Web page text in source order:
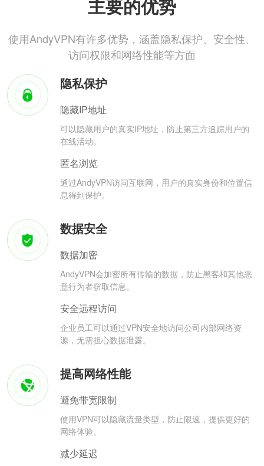
主要的优势
使用AndyVPN有许多优势，涵盖隐私保护、安全性、
访问权限和网络性能等方面
隐私保护
隐藏IP地址
可以隐藏用户的真实IP地址，防止第三方追踪用户的
在线活动。
匿名浏览
通过AndyVPN访问互联网，用户的真实身份和位置信
息得到保护。
数据安全
数据加密
AndyVPN会加密所有传输的数据，防止黑客和其他恶
意行为者窃取信息。
安全远程访问
企业员工可以通过VPN安全地访问公司内部网络资
源，无需担心数据泄露。
提高网络性能
避免带宽限制
使用VPN可以隐藏流量类型，防止限速，提供更好的
网络体验。
减少延迟